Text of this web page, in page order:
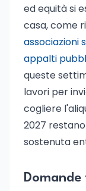
ed equità si
casa, come
associazioni
appalti
queste
lavori per
cogliere
2027
sostenuta